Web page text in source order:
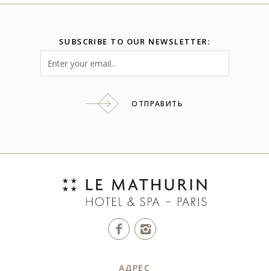
SUBSCRIBE TO OUR NEWSLETTER:
ОТПРАВИТЬ
АДРЕС